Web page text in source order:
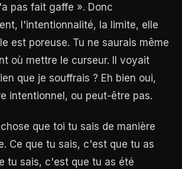
pas fait gaffe ». Donc
l'intentionnalité, la limite, elle
est poreuse. Tu ne saurais même
où mettre le curseur. Il voyait
que je souffrais ? Eh bien oui,
intentionnel, ou peut-être pas.
que toi tu sais de manière
Ce que tu sais, c'est que tu as
tu sais, c'est que tu as été